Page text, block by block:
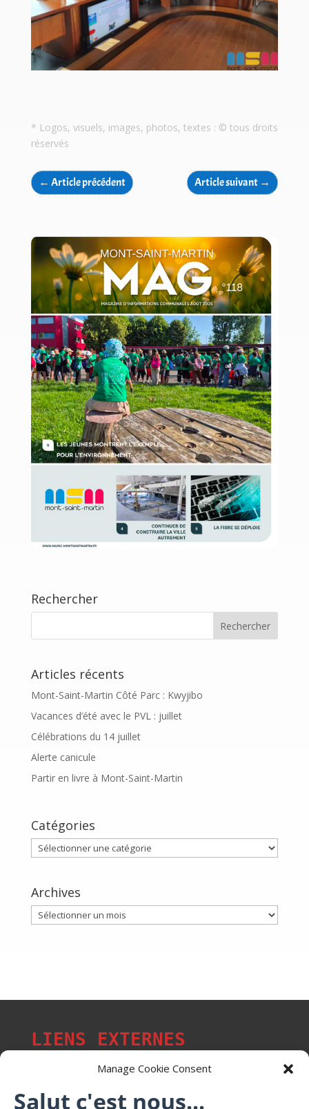
Manage Cookie Consent
Salut c'est nous...
* Logos, visuels, images, photos, textes : © tous droits
réservés
← Article précédent Article suivant →
Rechercher
Articles récents
Mont-Saint-Martin Côté Parc : Kwyjibo
Vacances d’été avec le PVL : juillet
Célébrations du 14 juillet
Alerte canicule
Partir en livre à Mont-Saint-Martin
Catégories
Catégories
Archives
Archives
LIENS EXTERNES